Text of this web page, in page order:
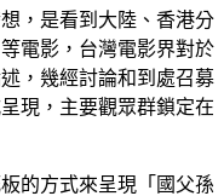
，是看到大陸、香港分
電影，台灣電影界對於
，幾經討論和到處召募
現，主要觀眾群鎖定在
的方式來呈現「國父孫